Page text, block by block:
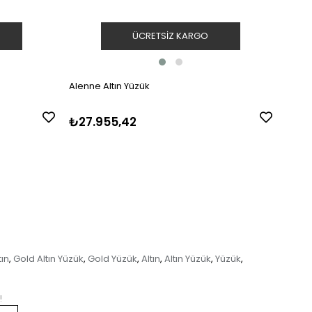
Alenne Altın Yüzük
₺27.955,42
ÜCRETSIZ KARGO
, Gold Altın Yüzük, Gold Yüzük, Altın, Altın Yüzük, Yüzük,